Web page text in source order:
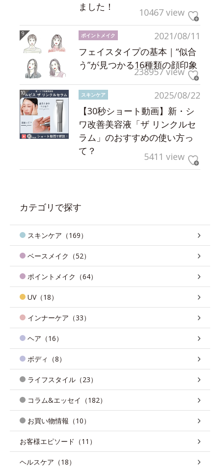
ました！
10467 view
2021/08/11
ポイントメイク
フェイスタイプの基本｜“似合
う”が見つかる16種類の顔印象
238957 view
2025/08/22
スキンケア
【30秒ショート動画】新・シ
ワ改善美容液「ザ リンクルセ
ラム」のおすすめの使い方っ
て？
5411 view
カテゴリで探す
スキンケア（169）
ベースメイク（52）
ポイントメイク（64）
UV（18）
インナーケア（33）
ヘア（16）
ボディ（8）
ライフスタイル（23）
コラム&エッセイ（182）
お買い物情報（10）
お客様エピソード（11）
ヘルスケア（18）